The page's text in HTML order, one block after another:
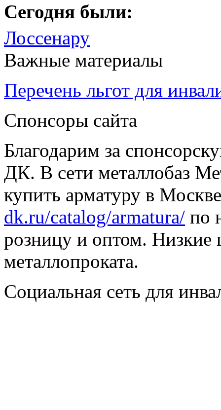
Сегодня были:
Лоссенару
Важные материалы
Перечень льгот для
Спонсоры сайта
Благодарим за
ДК. В сети металлобаз
купить арматуру в
dk.ru/catalog/armatura/ по
розницу и оптом. Низкие
металлопроката.
Социальная сеть для